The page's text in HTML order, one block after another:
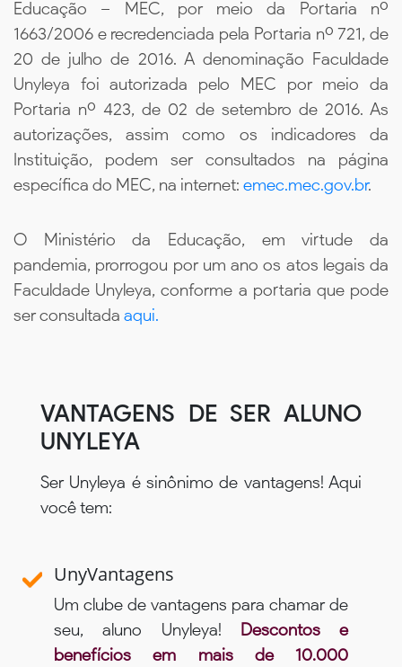
Educação – MEC, por meio da Portaria nº
1663/2006 e recredenciada pela Portaria nº 721, de
20 de julho de 2016. A denominação Faculdade
Unyleya foi autorizada pelo MEC por meio da
Portaria nº 423, de 02 de setembro de 2016. As
autorizações, assim como os indicadores da
Instituição, podem ser consultados na página
específica do MEC, na internet: emec.mec.gov.br.
O Ministério da Educação, em virtude da
pandemia, prorrogou por um ano os atos legais da
Faculdade Unyleya, conforme a portaria que pode
ser consultada aqui.
VANTAGENS DE SER ALUNO
UNYLEYA
Ser Unyleya é sinônimo de vantagens! Aqui
você tem:
UnyVantagens
Um clube de vantagens para chamar de
seu, aluno Unyleya! Descontos e
benefícios em mais de 10.000